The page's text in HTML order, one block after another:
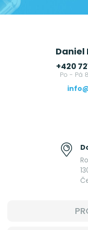
Daniel
+420
Po - Pá